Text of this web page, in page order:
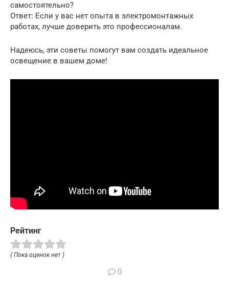
самостоятельно?
Ответ: Если у вас нет опыта в электромонтажных
работах, лучше доверить это профессионалам.
Надеюсь, эти советы помогут вам создать идеальное
освещение в вашем доме!
Рейтинг
( Пока оценок нет )
0